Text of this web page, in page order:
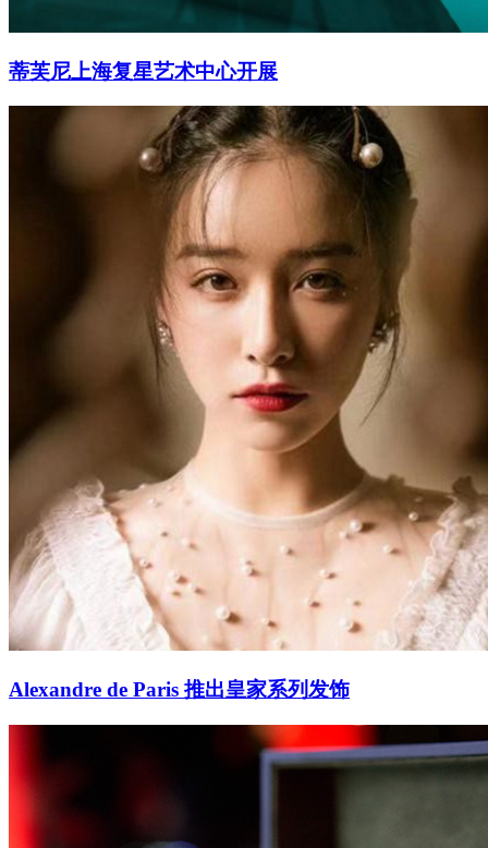
蒂芙尼上海复星艺术中心开展
Alexandre de Paris 推出皇家系列发饰